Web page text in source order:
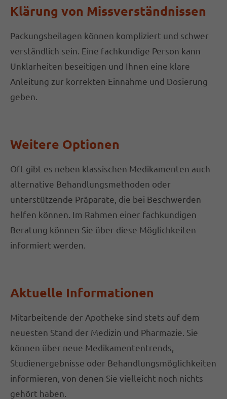
Klärung von Missverständnissen
Packungsbeilagen können kompliziert und schwer
verständlich sein. Eine fachkundige Person kann
Unklarheiten beseitigen und Ihnen eine klare
Anleitung zur korrekten Einnahme und Dosierung
geben.
Weitere Optionen
Oft gibt es neben klassischen Medikamenten auch
alternative Behandlungsmethoden oder
unterstützende Präparate, die bei Beschwerden
helfen können. Im Rahmen einer fachkundigen
Beratung können Sie über diese Möglichkeiten
informiert werden.
Aktuelle Informationen
Mitarbeitende der Apotheke sind stets auf dem
neuesten Stand der Medizin und Pharmazie. Sie
können über neue Medikamententrends,
Studienergebnisse oder Behandlungsmöglichkeiten
informieren, von denen Sie vielleicht noch nichts
gehört haben.